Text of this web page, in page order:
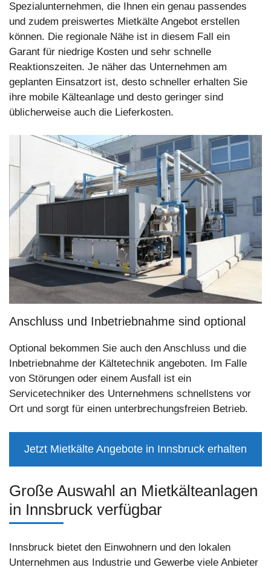
Spezialunternehmen, die Ihnen ein genau passendes
und zudem preiswertes Mietkälte Angebot erstellen
können. Die regionale Nähe ist in diesem Fall ein
Garant für niedrige Kosten und sehr schnelle
Reaktionszeiten. Je näher das Unternehmen am
geplanten Einsatzort ist, desto schneller erhalten Sie
ihre mobile Kälteanlage und desto geringer sind
üblicherweise auch die Lieferkosten.
Anschluss und Inbetriebnahme sind optional
Optional bekommen Sie auch den Anschluss und die
Inbetriebnahme der Kältetechnik angeboten. Im Falle
von Störungen oder einem Ausfall ist ein
Servicetechniker des Unternehmens schnellstens vor
Ort und sorgt für einen unterbrechungsfreien Betrieb.
Jetzt Mietkälte Angebote in Innsbruck erhalten
Große Auswahl an Mietkälteanlagen
in Innsbruck verfügbar
Innsbruck bietet den Einwohnern und den lokalen
Unternehmen aus Industrie und Gewerbe viele Anbieter